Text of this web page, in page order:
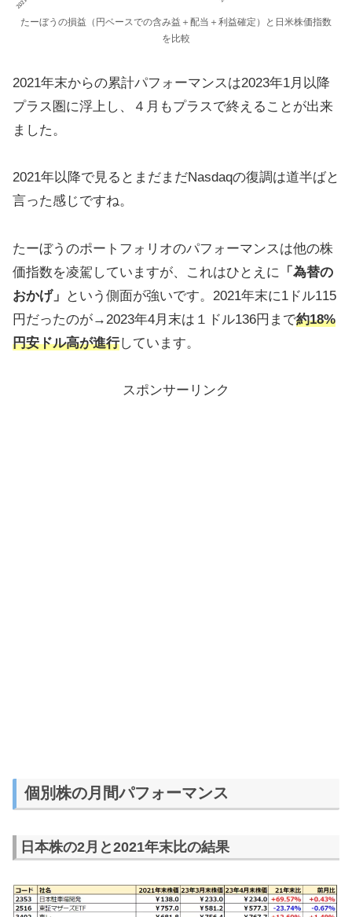
たーぼうの損益（円ベースでの含み益＋配当＋利益確定）と日米株価指数
を比較
2021年末からの累計パフォーマンスは2023年1月以降
プラス圏に浮上し、４月もプラスで終えることが出来
ました。
2021年以降で見るとまだまだNasdaqの復調は道半ばと
言った感じですね。
たーぼうのポートフォリオのパフォーマンスは他の株
価指数を凌駕していますが、これはひとえに
「為替の
おかげ」
という側面が強いです。2021年末に1ドル115
円だったのが→2023年4月末は１ドル136円まで約18%
円安ドル高が進行しています。
スポンサーリンク
個別株の月間パフォーマンス
日本株の2月と2021年末比の結果